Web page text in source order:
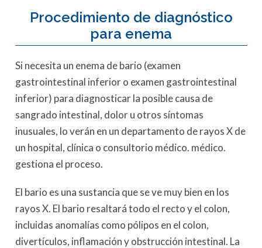
Procedimiento de diagnóstico
para enema
Si necesita un enema de bario (examen
gastrointestinal inferior o examen gastrointestinal
inferior) para diagnosticar la posible causa de
sangrado intestinal, dolor u otros síntomas
inusuales, lo verán en un departamento de rayos X de
un hospital, clínica o consultorio médico. médico.
gestiona el proceso.
El bario es una sustancia que se ve muy bien en los
rayos X. El bario resaltará todo el recto y el colon,
incluidas anomalías como pólipos en el colon,
divertículos, inflamación y obstrucción intestinal. La